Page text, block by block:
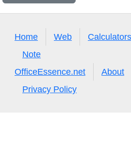
Home Web Calculators
Note
OfficeEssence.net
About
Privacy Policy